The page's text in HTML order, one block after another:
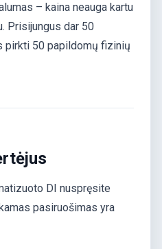
– kaina neauga kartu
Prisijungus dar 50
pirkti 50 papildomų fizinių
DI nuspręsite
pasiruošimas yra